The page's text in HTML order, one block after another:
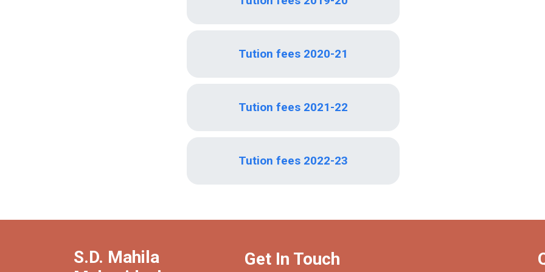
Tution fees 2020-21
Tution fees 2021-22
Tution fees 2022-23
S.D. Mahila
Get In Touch